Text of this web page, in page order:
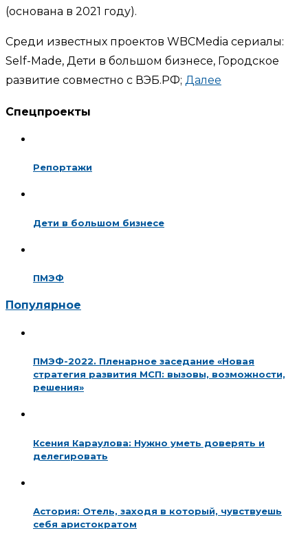
(основана в 2021 году).
Среди известных проектов WBCMedia сериалы:
Self-Made, Дети в большом бизнесе, Городское
развитие совместно с ВЭБ.РФ; Далее
Спецпроекты
Репортажи
Дети в большом бизнесе
ПМЭФ
Популярное
ПМЭФ-2022. Пленарное заседание «Новая
стратегия развития МСП: вызовы, возможности,
решения»
Ксения Караулова: Нужно уметь доверять и
делегировать
Астория: Отель, заходя в который, чувствуешь
себя аристократом